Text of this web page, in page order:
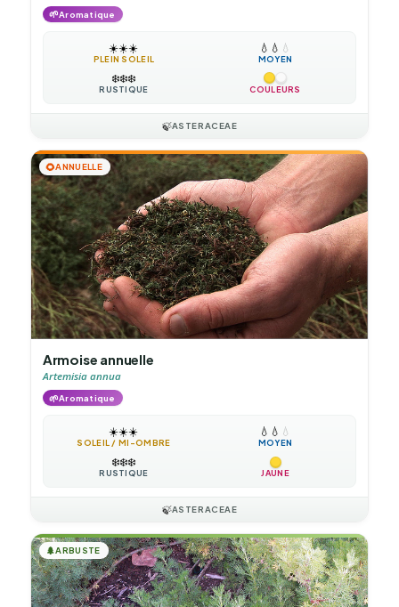
🌱Aromatique
☀️☀️☀️
PLEIN SOLEIL
💧 💧 💧
MOYEN
❄️❄️❄️
RUSTIQUE COULEURS
🍃ASTERACEAE
🌻ANNUELLE
Armoise annuelle
Artemisia annua
🌱Aromatique
☀️☀️☀️
SOLEIL / MI-OMBRE
💧 💧 💧
MOYEN
❄️❄️❄️
RUSTIQUE JAUNE
🍃ASTERACEAE
🌲ARBUSTE